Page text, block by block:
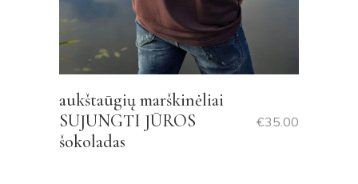
aukštaūgių marškinėliai
SUJUNGTI JŪROS
šokoladas
€35.00